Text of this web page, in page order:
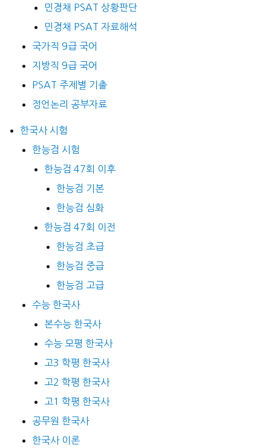
민경채 PSAT 상황판단
민경채 PSAT 자료해석
국가직 9급 국어
지방직 9급 국어
PSAT 주제별 기출
정언논리 공부자료
한국사 시험
한능검 시험
한능검 47회 이후
한능검 기본
한능검 심화
한능검 47회 이전
한능검 초급
한능검 중급
한능검 고급
수능 한국사
본수능 한국사
수능 모평 한국사
고3 학평 한국사
고2 학평 한국사
고1 학평 한국사
공무원 한국사
한국사 이론